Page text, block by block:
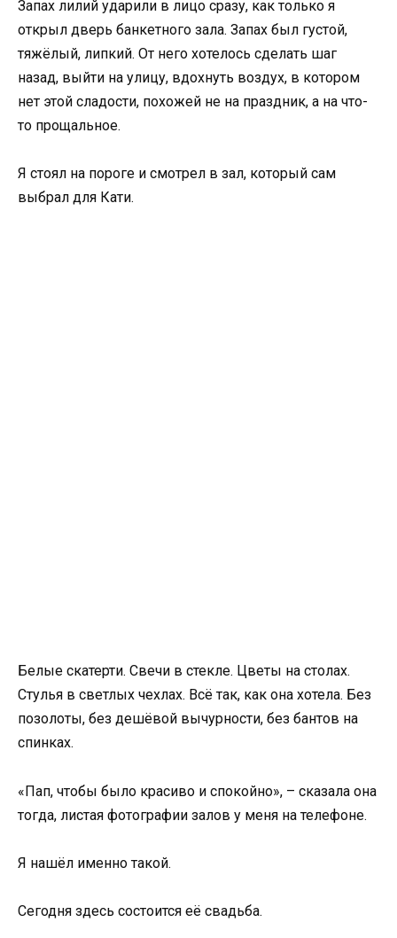
Запах лилий ударили в лицо сразу, как только я
открыл дверь банкетного зала. Запах был густой,
тяжёлый, липкий. От него хотелось сделать шаг
назад, выйти на улицу, вдохнуть воздух, в котором
нет этой сладости, похожей не на праздник, а на что-
то прощальное.
Я стоял на пороге и смотрел в зал, который сам
выбрал для Кати.
Белые скатерти. Свечи в стекле. Цветы на столах.
Стулья в светлых чехлах. Всё так, как она хотела. Без
позолоты, без дешёвой вычурности, без бантов на
спинках.
«Пап, чтобы было красиво и спокойно», – сказала она
тогда, листая фотографии залов у меня на телефоне.
Я нашёл именно такой.
Сегодня здесь состоится её свадьба.